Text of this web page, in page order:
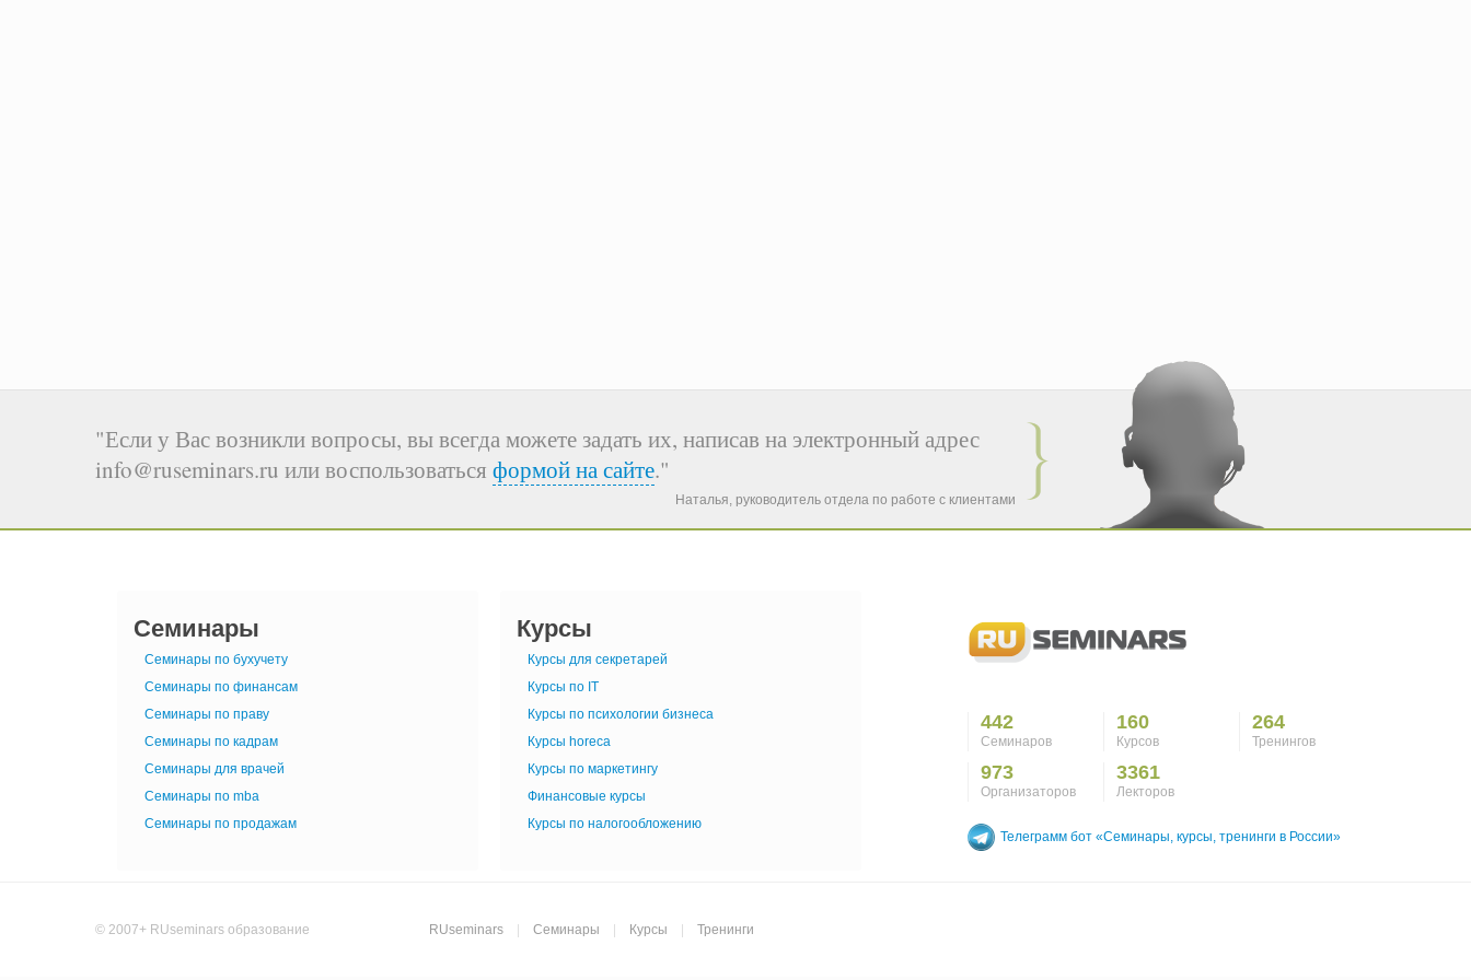
"Если у Вас возникли вопросы, вы всегда можете задать их, написав на электронный адрес
info@ruseminars.ru или воспользоваться формой на сайте."
Наталья, руководитель отдела по работе с клиентами
Семинары
Семинары по бухучету
Семинары по финансам
Семинары по праву
Семинары по кадрам
Семинары для врачей
Семинары по mba
Семинары по продажам
Курсы
Курсы для секретарей
Курсы по IT
Курсы по психологии бизнеса
Курсы horeca
Курсы по маркетингу
Финансовые курсы
Курсы по налогообложению
442
Семинаров
160
Курсов
264
Тренингов
973
Организаторов
3361
Лекторов
Телеграмм бот «Семинары, курсы, тренинги в России»
© 2007+ RUseminars образование RUseminars Семинары Курсы Тренинги